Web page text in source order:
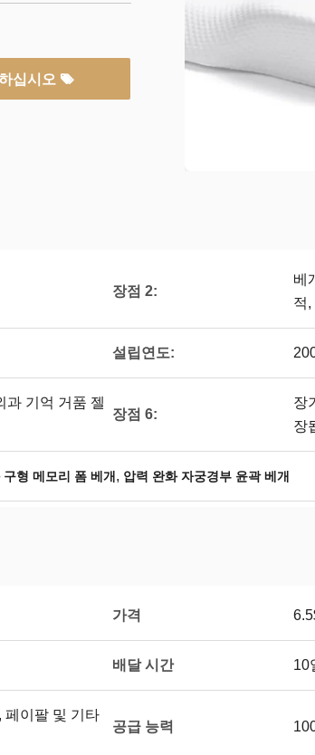
십시오
장점 2:
베
적
설립연도:
과 기억 거품 젤
장점 6:
장
장
형 메모리 폼 베개 , 압력 완화 자궁경부 윤곽 베개
가격
배달 시간 10
페이팔 및 기타
공급 능력